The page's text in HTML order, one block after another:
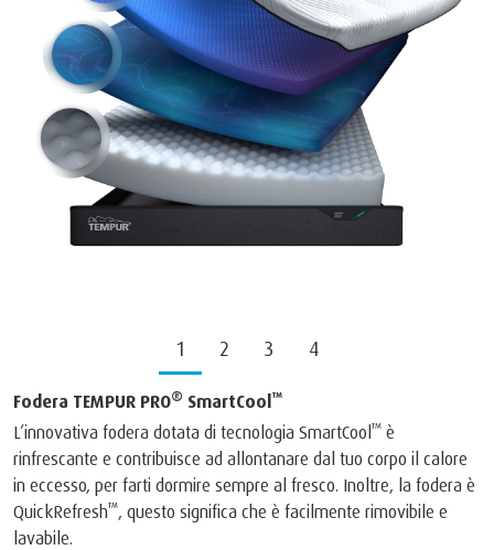
1 2 3 4
Fodera TEMPUR PRO® SmartCool™
L’innovativa fodera dotata di tecnologia SmartCool™ è
rinfrescante e contribuisce ad allontanare dal tuo corpo il calore
in eccesso, per farti dormire sempre al fresco. Inoltre, la fodera è
QuickRefresh™, questo significa che è facilmente rimovibile e
lavabile.